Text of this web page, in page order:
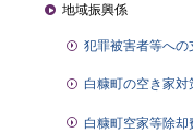
地域振興係
犯罪被害者等への
白糠町の空き家対
白糠町空家等除却